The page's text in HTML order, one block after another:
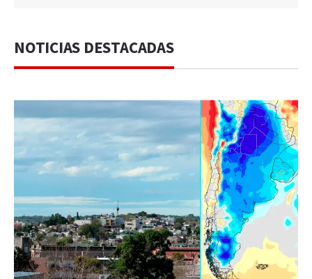
NOTICIAS DESTACADAS